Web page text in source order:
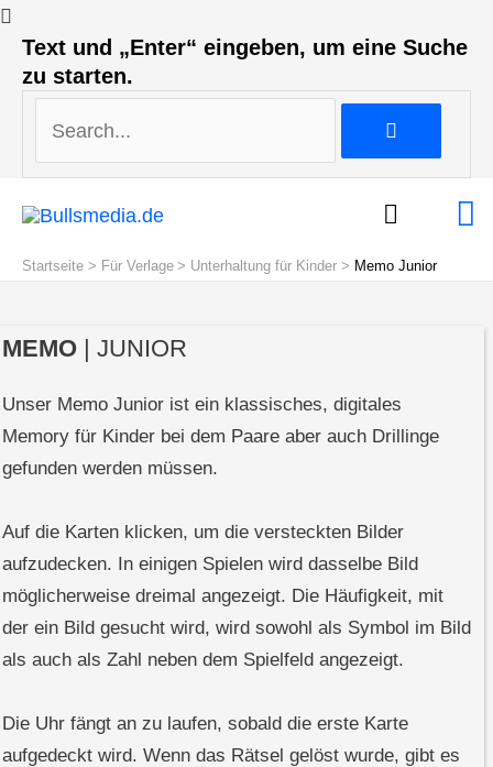
Text und „Enter“ eingeben, um eine Suche
zu starten.
Startseite Für Verlage Unterhaltung für Kinder Memo Junior
MEMO| JUNIOR
Unser Memo Junior ist ein klassisches, digitales
Memory für Kinder bei dem Paare aber auch Drillinge
gefunden werden müssen.
Auf die Karten klicken, um die versteckten Bilder
aufzudecken. In einigen Spielen wird dasselbe Bild
möglicherweise dreimal angezeigt. Die Häufigkeit, mit
der ein Bild gesucht wird, wird sowohl als Symbol im Bild
als auch als Zahl neben dem Spielfeld angezeigt.
Die Uhr fängt an zu laufen, sobald die erste Karte
aufgedeckt wird. Wenn das Rätsel gelöst wurde, gibt es